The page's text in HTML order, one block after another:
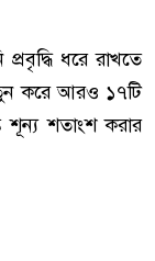
প্রবৃদ্ধি ধরে রাখতে
করে আরও ১৭টি
শূন্য শতাংশ করার